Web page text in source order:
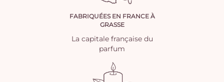
FABRIQUÉES EN FRANCE À
GRASSE
La capitale française du
parfum